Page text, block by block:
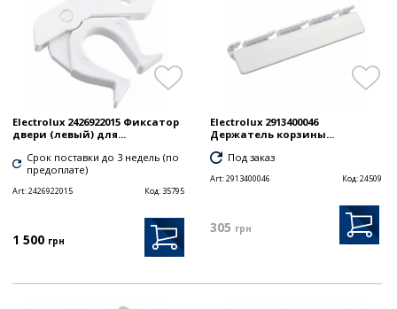
Electrolux 2426922015 Фиксатор
двери (левый) для...
Срок поставки до 3 недель (по
предоплате)
Art:2426922015 Код: 35795
1 500 грн
Electrolux 2913400046
Держатель корзины...
Под заказ
Art:2913400046 Код:24509
305 грн